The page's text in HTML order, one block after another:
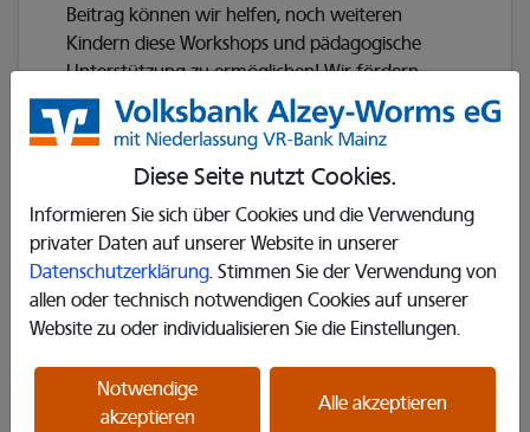
Diese Seite nutzt Cookies.
Informieren Sie sich über Cookies und die Verwendung
privater Daten auf unserer Website in unserer
Datenschutzerklärung. Stimmen Sie der Verwendung von
allen oder technisch notwendigen Cookies auf unserer
Website zu oder individualisieren Sie die Einstellungen.
Notwendige
akzeptieren
Alle akzeptieren
Beitrag können wir helfen, noch weiteren
Kindern diese Workshops und pädagogische
Unterstützung zu ermöglichen! Wir fördern
Workshops, Schul- und
Weiterbildungsmaßnahmen und unterstützen
Erzählen Sie es Ihren Freunden